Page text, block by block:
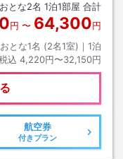
おとな2名 1泊1部屋 合計
円 〜 64,300円
おとな1名 (2名1室)｜ 1泊
込 4,220円〜32,150円
航空券
付きプラン